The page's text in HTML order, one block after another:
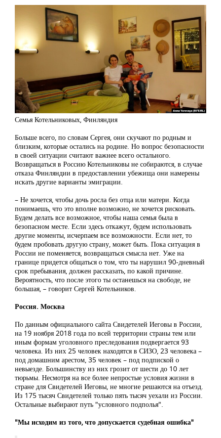
Семья Котельниковых, Финляндия
Больше всего, по словам Сергея, они скучают по родным и
близким, которые остались на родине. Но вопрос безопасности
в своей ситуации считают важнее всего остального.
Возвращаться в Россию Котельниковы не собираются, в случае
отказа Финляндии в предоставлении убежища они намерены
искать другие варианты эмиграции.
– Не хочется, чтобы дочь росла без отца или матери. Когда
понимаешь, что это вполне возможно, не хочется рисковать.
Будем делать все возможное, чтобы наша семья была в
безопасном месте. Если здесь откажут, будем использовать
другие моменты, исчерпаем все возможности. Если нет, то
будем пробовать другую страну, может быть. Пока ситуация в
России не поменяется, возвращаться смысла нет. Уже на
границе придется общаться о том, что ты нарушил 90-дневный
срок пребывания, должен рассказать, по какой причине.
Вероятность, что после этого ты останешься на свободе, не
большая, – говорит Сергей Котельников.
Россия. Москва
По данным официального сайта Свидетелей Иеговы в России,
на 19 ноября 2018 года по всей территории страны тем или
иным формам уголовного преследования подвергается 93
человека. Из них 25 человек находятся в СИЗО, 23 человека –
под домашним арестом, 35 человек – под подпиской о
невыезде. Большинству из них грозит от шести до 10 лет
тюрьмы. Несмотря на все более непростые условия жизни в
стране для Свидетелей Иеговы, не многие решаются на отъезд.
Из 175 тысяч Свидетелей только пять тысяч уехали из России.
Остальные выбирают путь "условного подполья".
"Мы исходим из того, что допускается судебная ошибка"